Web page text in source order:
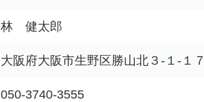
林 健太郎
大阪府大阪市生野区勝山北３-１-１７
050-3740-3555